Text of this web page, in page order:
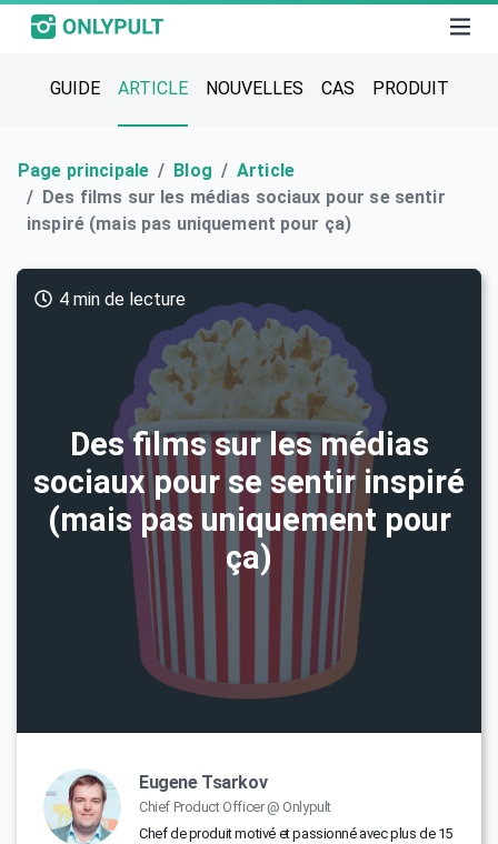
GUIDE ARTICLE NOUVELLES CAS PRODUIT
Page principale Blog
Article
Des films sur les médias sociaux pour se sentir
inspiré (mais pas uniquement pour ça)
Des films sur les médias
sociaux pour se sentir inspiré
(mais pas uniquement pour
ça)
4 min de lecture
Eugene Tsarkov
Chief Product Officer @ Onlypult
Chef de produit motivé et passionné avec plus de 15